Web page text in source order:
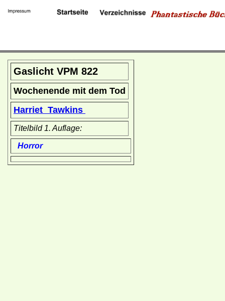
Gaslicht VPM 822
Wochenende mit dem Tod
Harriet Tawkins
Titelbild 1. Auflage:
Horror